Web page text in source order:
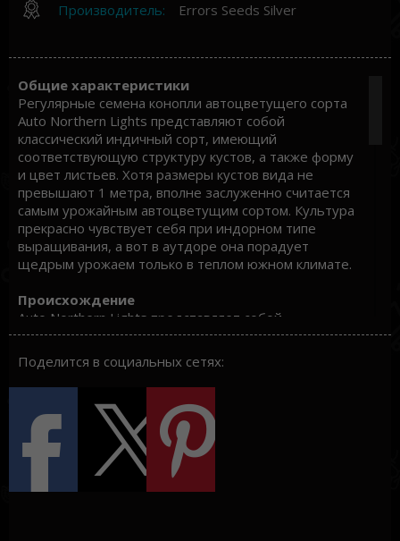
Производитель: Errors Seeds Silver
Общие характеристики
Регулярные семена конопли автоцветущего сорта
Auto Northern Lights представляют собой
классический индичный сорт, имеющий
соответствующую структуру кустов, а также форму
и цвет листьев. Хотя размеры кустов вида не
превышают 1 метра, вполне заслуженно считается
самым урожайным автоцветущим сортом. Культура
прекрасно чувствует себя при индорном типе
выращивания, а вот в аутдоре она порадует
щедрым урожаем только в теплом южном климате.
Происхождение
Auto Northern Lights представляет собой
настоящий подарок любителям индорной
культивации от голландских бридеров. Вид был
создан путем скрещивания растения рода Ruderalis
с представителями сорта Northern Light,
исторические корни которого уходят в горные
районы Афганистана и Индии. Регулярные семена
конопли автоцветущего сорта Auto Northern Lights
обладают настолько высоким качеством, что их
гены входят в состав практически всех сортов,
предназначенных для индорного выращивания.
Поделится в социальных сетях: